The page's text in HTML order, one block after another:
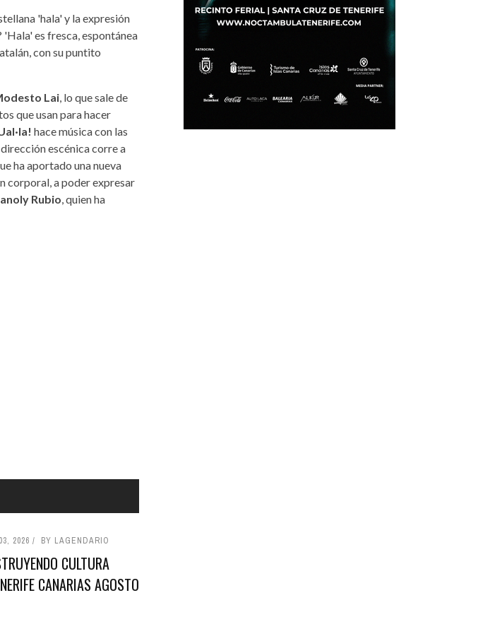
'hala' y la expresión
es fresca, espontánea
con su puntito
Lai , lo que sale de
que usan para hacer
hace música con las
escénica corre a
ha aportado una nueva
corporal, a poder expresar
Rubio , quien ha
2026 BY LAGENDARIO
CULTURA
CANARIAS AGOSTO